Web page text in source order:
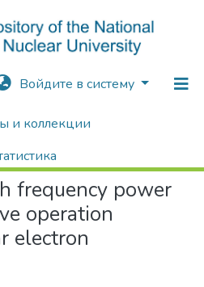
Войдите в систему
и коллекции
Поиск
Научные публикации / Препринты
frequency power
operation
electron